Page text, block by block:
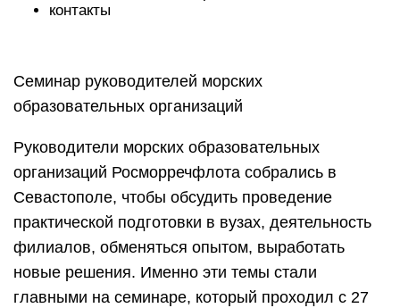
контакты
Семинар руководителей морских
образовательных организаций
Руководители морских образовательных
организаций Росморречфлота собрались в
Севастополе, чтобы обсудить проведение
практической подготовки в вузах, деятельность
филиалов, обменяться опытом, выработать
новые решения. Именно эти темы стали
главными на семинаре, который проходил с 27